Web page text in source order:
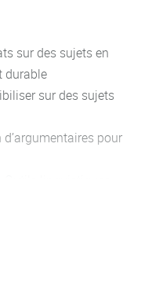
sur des sujets en
durable
sur des sujets
pour
:
interrogative,
discours